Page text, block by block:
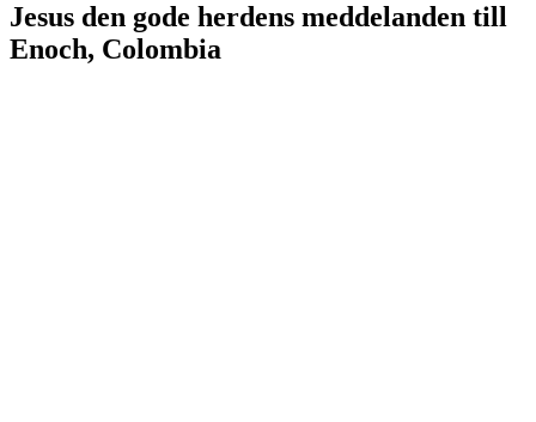
Jesus den gode herdens meddelanden till
Enoch, Colombia